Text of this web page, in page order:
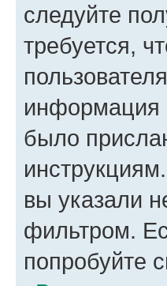
следуйте
требуется,
информация
было
вы указали
фильтром.
попробуйте